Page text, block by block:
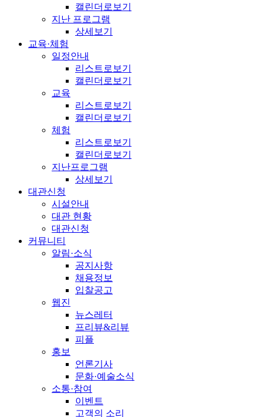
캘린더로보기
지난 프로그램
상세보기
교육·체험
일정안내
리스트로보기
캘린더로보기
교육
리스트로보기
캘린더로보기
체험
리스트로보기
캘린더로보기
지난프로그램
상세보기
대관신청
시설안내
대관 현황
대관신청
커뮤니티
알림·소식
공지사항
채용정보
입찰공고
웹진
뉴스레터
프리뷰&리뷰
피플
홍보
언론기사
문화·예술소식
소통·참여
이벤트
고객의 소리